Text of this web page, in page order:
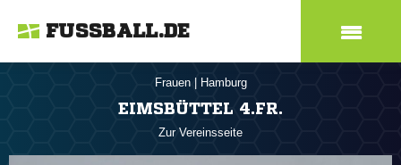
FUSSBALL.DE
Frauen Hamburg
EIMSBÜTTEL 4.FR.
Zur Vereinsseite